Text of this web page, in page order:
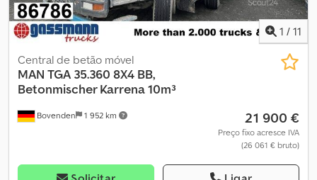
reservados! Dodpfxevy A Ifs Ac Iock
1 / 11
Bovenden 1 952 km
Central de betão móvel
MAN TGA 35.360 8X4 BB,
Betonmischer Karrena 10m³
21 900 €
Preço fixo acresce IVA
(26 061 € bruto)